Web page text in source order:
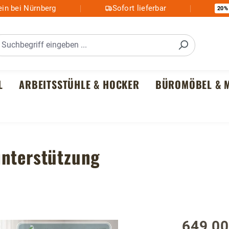
bei Nürnberg Sofort lieferbar 20%
ARBEITSSTÜHLE & HOCKER BÜROMÖBEL &
Regulärer